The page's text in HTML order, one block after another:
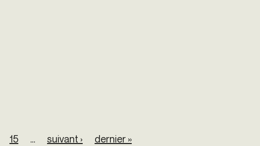
15 … suivant › dernier »